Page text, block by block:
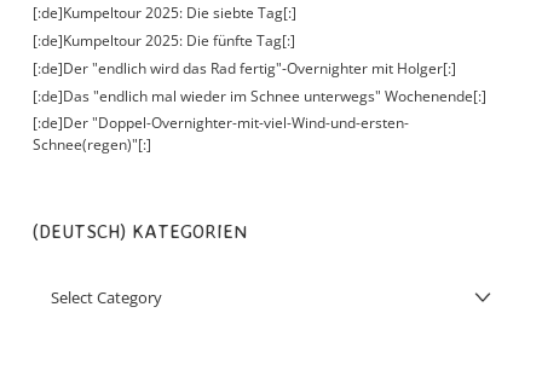
[:de]Kumpeltour 2025: Die siebte Tag[:]
[:de]Kumpeltour 2025: Die fünfte Tag[:]
[:de]Der "endlich wird das Rad fertig"-Overnighter mit Holger[:]
[:de]Das "endlich mal wieder im Schnee unterwegs" Wochenende[:]
[:de]Der "Doppel-Overnighter-mit-viel-Wind-und-ersten-
Schnee(regen)"[:]
(DEUTSCH) KATEGORIEN